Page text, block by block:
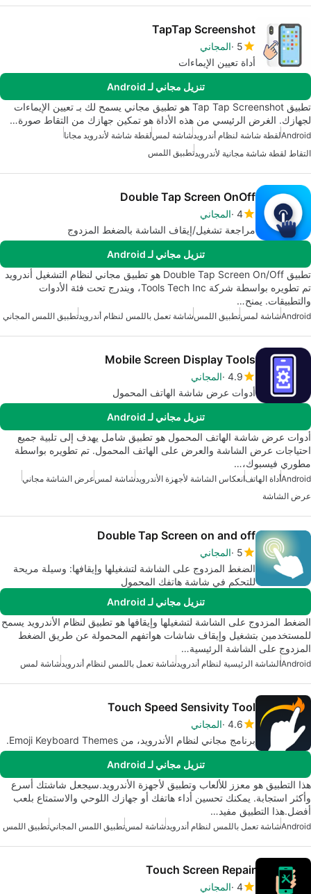
TapTap Screenshot
5 المجاني
أداة تعيين الإيماءات
تنزيل مجاني لـ Android
تطبيق Tap Tap Screenshot هو تطبيق مجاني يسمح لك بـ تعيين الإيماءات
لجهازك. الغرض الرئيسي من هذه الأداة هو تمكين جهازك من التقاط صورة…
Androidلقطة شاشة لنظام أندرويدشاشة لمسلقطة شاشة لأندرويد مجانا
التقاط لقطة شاشة مجانية لأندرويدتطبيق اللمس
Double Tap Screen OnOff
4 المجاني
مراجعة تشغيل/إيقاف الشاشة بالضغط المزدوج
تنزيل مجاني لـ Android
تطبيق Double Tap Screen On/Off هو تطبيق مجاني لنظام التشغيل أندرويد
تم تطويره بواسطة شركة Tools Tech Inc، ويندرج تحت فئة الأدوات
والتطبيقات. يمنح…
Androidشاشة لمستطبيق اللمسشاشة تعمل باللمس لنظام أندرويدتطبيق اللمس المجاني
Mobile Screen Display Tools
4.9 المجاني
أدوات عرض شاشة الهاتف المحمول
تنزيل مجاني لـ Android
أدوات عرض شاشة الهاتف المحمول هو تطبيق شامل يهدف إلى تلبية جميع
احتياجات عرض الشاشة والعرض على الهاتف المحمول. تم تطويره بواسطة
مطوري فيسبوك،…
Androidأداة الهاتفانعكاس الشاشة لأجهزة الأندرويدشاشة لمسعرض الشاشة مجاني
عرض الشاشة
Double Tap Screen on and off
5 المجاني
الضغط المزدوج على الشاشة لتشغيلها وإيقافها: وسيلة مريحة
للتحكم في شاشة هاتفك المحمول
تنزيل مجاني لـ Android
الضغط المزدوج على الشاشة لتشغيلها وإيقافها هو تطبيق لنظام الأندرويد يسمح
للمستخدمين بتشغيل وإيقاف شاشات هواتفهم المحمولة عن طريق الضغط
المزدوج على الشاشة الرئيسية…
Androidالشاشة الرئيسية لنظام أندرويدشاشة تعمل باللمس لنظام أندرويدشاشة لمس
Touch Speed Sensivity Tool
4.6 المجاني
برنامج مجاني لنظام الأندرويد، من Emoji Keyboard Themes.
تنزيل مجاني لـ Android
هذا التطبيق هو معزز للألعاب وتطبيق لأجهزة الأندرويد.سيجعل شاشتك أسرع
وأكثر استجابة. يمكنك تحسين أداء هاتفك أو جهازك اللوحي والاستمتاع بلعب
أفضل.هذا التطبيق مفيد…
Androidشاشة تعمل باللمس لنظام أندرويدشاشة لمستطبيق اللمس المجانيتطبيق اللمس
Touch Screen Repair
4 المجاني